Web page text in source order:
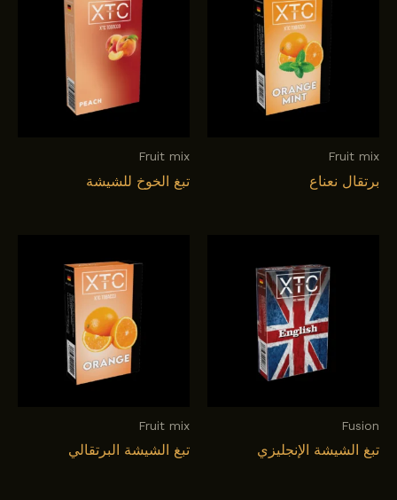
Fruit mix
برتقال نعناع
Fruit mix
تبغ الخوخ للشيشة
Fusion
تبغ الشيشة الإنجليزي
Fruit mix
تبغ الشيشة البرتقالي